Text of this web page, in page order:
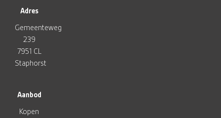
Adres
Gemeenteweg
239
7951 CL
Staphorst
Aanbod
Kopen